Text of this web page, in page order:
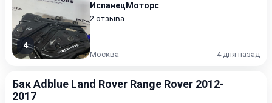
4
ИспанецМоторс
2 отзыва
Москва 4 дня назад
Бак Adblue Land Rover Range Rover 2012-
2017